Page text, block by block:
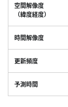
空間解像度
（緯度経度）
時間解像度
更新頻度
予測時間